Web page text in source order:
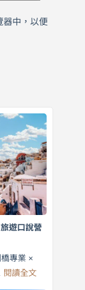
器中，以便
遊口說營
專業 ×
閱讀全文: